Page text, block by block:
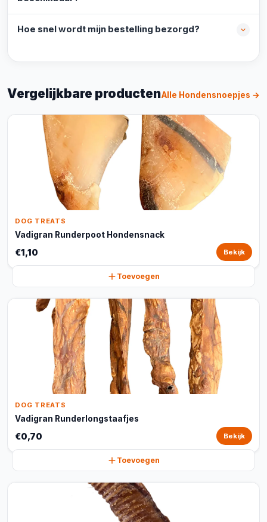
Hoe snel wordt mijn bestelling bezorgd?
Vergelijkbare productenAlle Hondensnoepjes →
DOG TREATS
Vadigran Runderpoot Hondensnack
€1,10 Bekijk
Toevoegen
DOG TREATS
Vadigran Runderlongstaafjes
€0,70 Bekijk
Toevoegen